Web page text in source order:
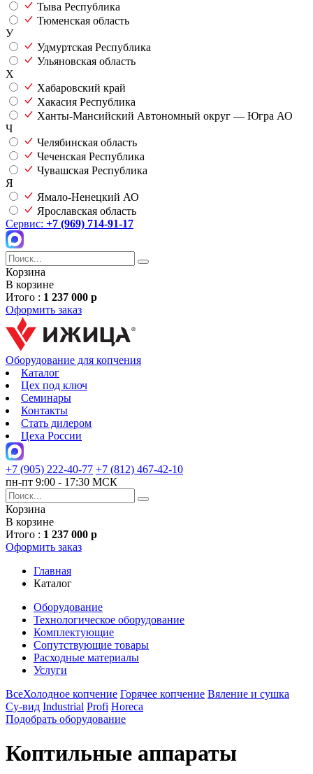
Тыва Республика
Тюменская область
У
Удмуртская Республика
Ульяновская область
Х
Хабаровский край
Хакасия Республика
Ханты-Мансийский Автономный округ — Югра АО
Ч
Челябинская область
Чеченская Республика
Чувашская Республика
Я
Ямало-Ненецкий АО
Ярославская область
Сервис: +7 (969) 714-91-17
Корзина
В корзине
Итого : 1 237 000 р
Оформить заказ
Оборудование для копчения
Каталог
Цех под ключ
Семинары
Контакты
Стать дилером
Цеха России
+7 (905) 222-40-77 +7 (812) 467-42-10
пн-пт 9:00 - 17:30 МСК
Корзина
В корзине
Итого : 1 237 000 р
Оформить заказ
Главная
Каталог
Оборудование
Технологическое оборудование
Комплектующие
Сопутствующие товары
Расходные материалы
Услуги
ВсеХолодное копчение Горячее копчение Вяление и сушка
Су-вид Industrial Profi Horeca
Подобрать оборудование
Коптильные аппараты